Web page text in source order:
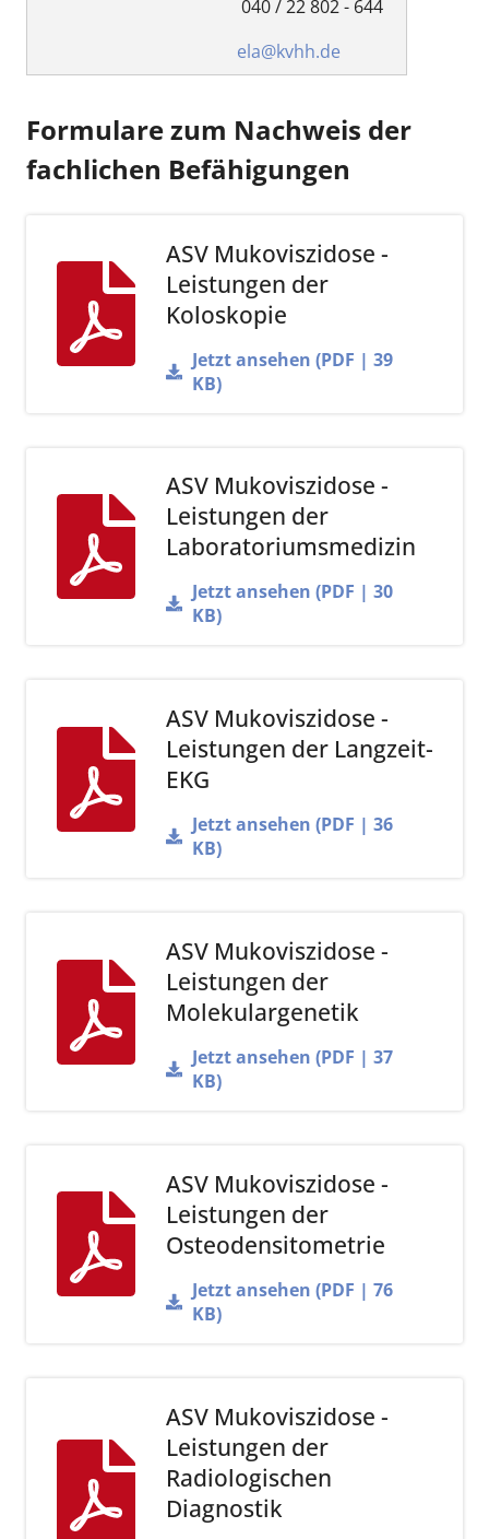
040 / 22 802 - 644
ela@kvhh.de
Formulare zum Nachweis der
fachlichen Befähigungen
ASV Mukoviszidose -
Leistungen der
Koloskopie
Jetzt ansehen (PDF | 39
KB)
ASV Mukoviszidose -
Leistungen der
Laboratoriumsmedizin
Jetzt ansehen (PDF | 30
KB)
ASV Mukoviszidose -
Leistungen der Langzeit-
EKG
Jetzt ansehen (PDF | 36
KB)
ASV Mukoviszidose -
Leistungen der
Molekulargenetik
Jetzt ansehen (PDF | 37
KB)
ASV Mukoviszidose -
Leistungen der
Osteodensitometrie
Jetzt ansehen (PDF | 76
KB)
ASV Mukoviszidose -
Leistungen der
Radiologischen
Diagnostik